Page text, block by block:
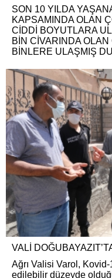
SON 10 YILDA
KAPSAMINDA OLAN
CİDDİ BOYUTLARA
BİN CİVARINDA
BİNLERE ULAŞMIŞ
VALİ
Ağrı Valisi Varol, Kovid-
edilebilir düzeyde